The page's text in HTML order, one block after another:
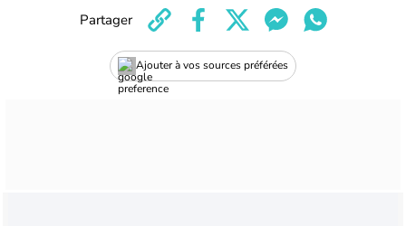
Ajouter à vos sources préférées
Partager